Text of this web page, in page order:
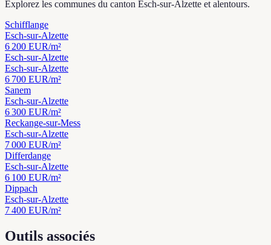
Explorez les communes du canton Esch-sur-Alzette et alentours.
Schifflange
Esch-sur-Alzette
6 200 EUR/m²
Esch-sur-Alzette
Esch-sur-Alzette
6 700 EUR/m²
Sanem
Esch-sur-Alzette
6 300 EUR/m²
Reckange-sur-Mess
Esch-sur-Alzette
7 000 EUR/m²
Differdange
Esch-sur-Alzette
6 100 EUR/m²
Dippach
Esch-sur-Alzette
7 400 EUR/m²
Outils associés